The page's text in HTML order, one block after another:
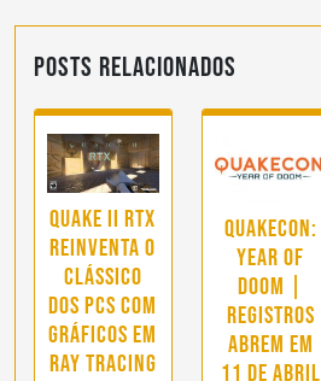
Posts Relacionados
Quake II RTX
reinventa o
clássico
dos PCs com
gráficos em
Ray Tracing
QuakeCon:
Year of
DOOM |
Registros
abrem em
11 de abril